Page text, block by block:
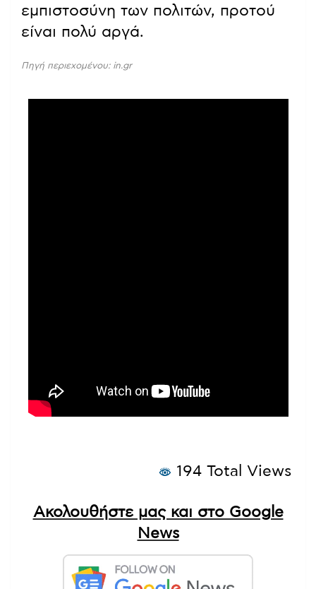
εμπιστοσύνη των πολιτών, προτού
είναι πολύ αργά.
Πηγή περιεχομένου: in.gr
194 Total Views
Ακολουθήστε μας και στο Google
News